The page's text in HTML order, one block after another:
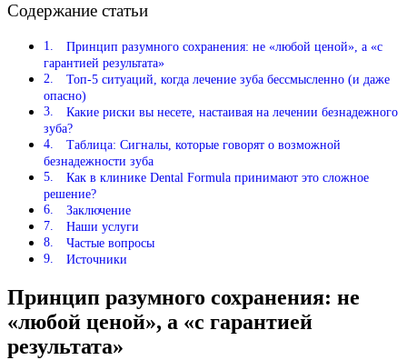
Содержание статьи
Принцип разумного сохранения: не «любой ценой», а «с
гарантией результата»
Топ-5 ситуаций, когда лечение зуба бессмысленно (и даже
опасно)
Какие риски вы несете, настаивая на лечении безнадежного
зуба?
Таблица: Сигналы, которые говорят о возможной
безнадежности зуба
Как в клинике Dental Formula принимают это сложное
решение?
Заключение
Наши услуги
Частые вопросы
Источники
Принцип разумного сохранения: не
«любой ценой», а «с гарантией
результата»